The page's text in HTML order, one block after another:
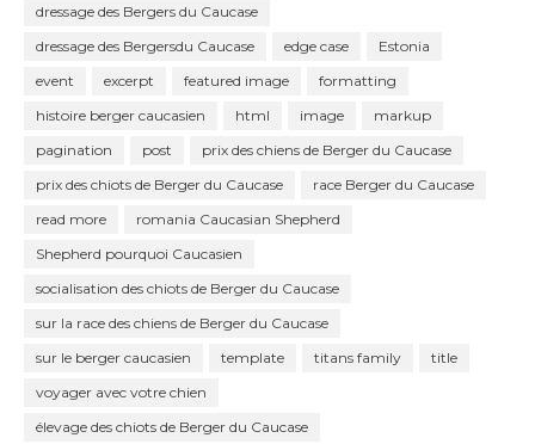
dressage des Bergers du Caucase
dressage des Bergersdu Caucase
edge case
Estonia
event
excerpt featured image
formatting
histoire berger caucasien
html image
markup
pagination
post
prix des chiens de Berger du Caucase
prix des chiots de Berger du Caucase
race Berger du Caucase
read more
romania Caucasian Shepherd
Shepherd pourquoi Caucasien
socialisation des chiots de Berger du Caucase
sur la race des chiens de Berger du Caucase
sur le berger caucasien
template titans family
title
voyager avec votre chien
élevage des chiots de Berger du Caucase